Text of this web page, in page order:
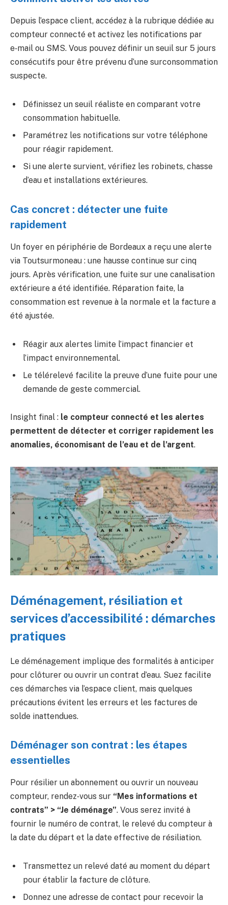
Depuis l’espace client, accédez à la rubrique dédiée au
compteur connecté et activez les notifications par
e‑mail ou SMS. Vous pouvez définir un seuil sur 5 jours
consécutifs pour être prévenu d’une surconsommation
suspecte.
Définissez un seuil réaliste en comparant votre
consommation habituelle.
Paramétrez les notifications sur votre téléphone
pour réagir rapidement.
Si une alerte survient, vérifiez les robinets, chasse
d’eau et installations extérieures.
Cas concret : détecter une fuite
rapidement
Un foyer en périphérie de Bordeaux a reçu une alerte
via Toutsurmoneau : une hausse continue sur cinq
jours. Après vérification, une fuite sur une canalisation
extérieure a été identifiée. Réparation faite, la
consommation est revenue à la normale et la facture a
été ajustée.
Réagir aux alertes limite l’impact financier et
l’impact environnemental.
Le télérelevé facilite la preuve d’une fuite pour une
demande de geste commercial.
Insight final : le compteur connecté et les alertes
permettent de détecter et corriger rapidement les
anomalies, économisant de l’eau et de l’argent.
Déménagement, résiliation et
services d’accessibilité : démarches
pratiques
Le déménagement implique des formalités à anticiper
pour clôturer ou ouvrir un contrat d’eau. Suez facilite
ces démarches via l’espace client, mais quelques
précautions évitent les erreurs et les factures de
solde inattendues.
Déménager son contrat : les étapes
essentielles
Pour résilier un abonnement ou ouvrir un nouveau
compteur, rendez‑vous sur “Mes informations et
contrats” > “Je déménage”. Vous serez invité à
fournir le numéro de contrat, le relevé du compteur à
la date du départ et la date effective de résiliation.
Transmettez un relevé daté au moment du départ
pour établir la facture de clôture.
Donnez une adresse de contact pour recevoir la